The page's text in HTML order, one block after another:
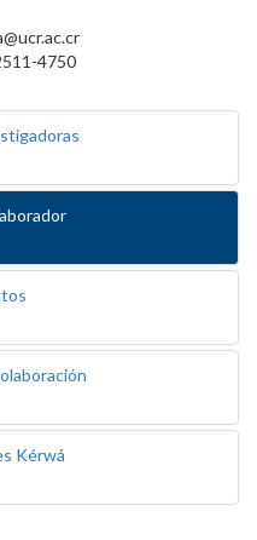
4750
Kérwá